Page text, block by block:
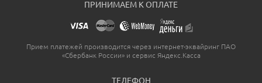
ПРИНИМАЕМ К ОПЛАТЕ
Прием платежей производится через интернет-эквайринг ПАО
«Сбербанк России» и сервис Яндекс.Касса
ТЕЛЕФОН